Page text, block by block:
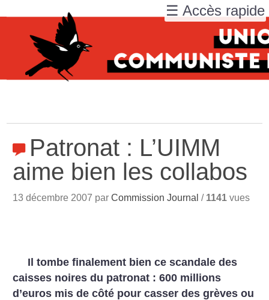
Patronat : L’UIMM
aime bien les collabos
13 décembre 2007 parCommission Journal / 1141 vues
Il tombe finalement bien ce scandale des
caisses noires du patronat : 600 millions
d’euros mis de côté pour casser des grèves ou
☰ Accès rapide